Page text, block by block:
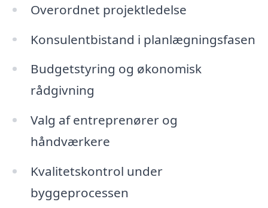
Overordnet projektledelse
Konsulentbistand i planlægningsfasen
Budgetstyring og økonomisk
rådgivning
Valg af entreprenører og
håndværkere
Kvalitetskontrol under
byggeprocessen